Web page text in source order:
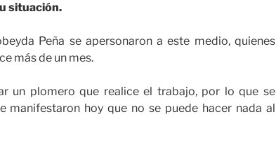
situación.
Peña se apersonaron a este medio, quienes
más de un mes.
un plomero que realice el trabajo, por lo que se
manifestaron hoy que no se puede hacer nada al